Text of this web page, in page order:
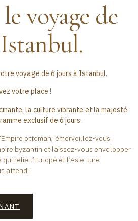
voyage de
voyage de 6 jours à Istanbul.
votre place !
la culture vibrante et la majesté
exclusif de 6 jours.
ottoman, émerveillez-vous
byzantin et laissez-vous envelopper
relie l’Europe et l’Asie. Une
attend !